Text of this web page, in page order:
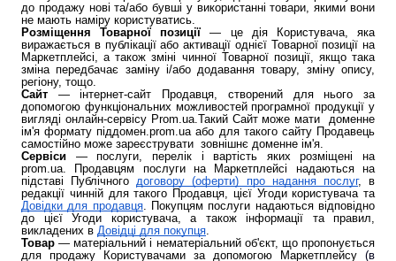
до продажу нові та/або бувші у використанні товари, якими вони
не мають наміру користуватись.
Розміщення Товарної позиції — це дія Користувача, яка
виражається в публікації або активації однієї Товарної позиції на
Маркетплейсі, а також зміні чинної Товарної позиції, якщо така
зміна передбачає заміну і/або додавання товару, зміну опису,
регіону, тощо.
Сайт — інтернет-сайт Продавця, створений для нього за
допомогою функціональних можливостей програмної продукції у
вигляді онлайн-сервісу Prom.ua.Такий Сайт може мати доменне
ім'я формату піддомен.prom.ua або для такого сайту Продавець
самостійно може зареєструвати зовнішнє доменне ім'я.
Сервіси — послуги, перелік і вартість яких розміщені на
prom.ua. Продавцям послуги на Маркетплейсі надаються на
підставі Публічногодоговору (оферти) про надання послуг, в
редакції чинній для такого Продавця, цієї Угоди користувача та
Довідки для продавця. Покупцям послуги надаються відповідно
до цієї Угоди користувача, а також інформації та правил,
викладених в Довідці для покупця.
Товар —матеріальний і нематеріальний об'єкт, що пропонується
для продажу Користувачами за допомогою Маркетплейсу (в